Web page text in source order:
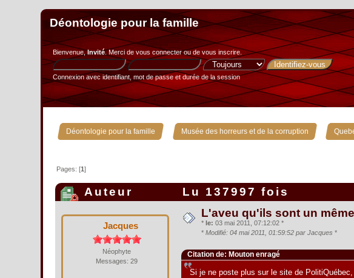
Déontologie pour la famille
Bienvenue,Invité. Merci devous connecterou devous inscrire.
Connexion avec identifiant, mot de passe et durée de la session
Déontologie pour la famille » Musée des horreurs et de la corruption »
Pages: [1]
Auteur Lu 137997 fois
Jacques
Néophyte
Messages: 29
L'aveu qu'ils sont un
* le: 03 mai 2011, 07:12:02 *
* Modifié: 04 mai 2011, 01:59:52 par Jacques *
Citation de: Mouton enragé
Si je ne poste plus sur le site de